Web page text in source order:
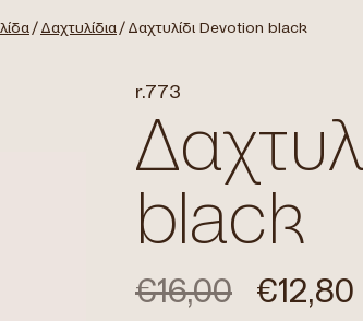
/Δαχτυλίδια/ Δαχτυλίδι Devotion black
r.773
black
€16,00 €12,80